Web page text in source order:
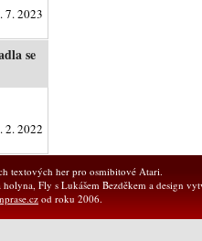
7. 2023
se
2. 2022
textových her pro osmibitové Atari.
holyna, Fly s Lukášem Bezděkem a design
od roku 2006.